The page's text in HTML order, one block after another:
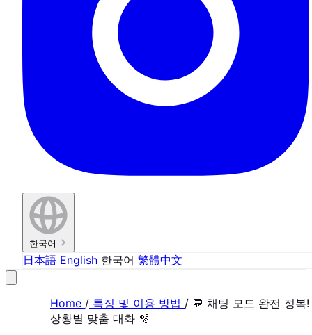
한국어
日本語 English 한국어 繁體中文
Home / 특징 및 이용 방법 / 💬 채팅 모드 완전 정복!
상황별 맞춤 대화 🫧